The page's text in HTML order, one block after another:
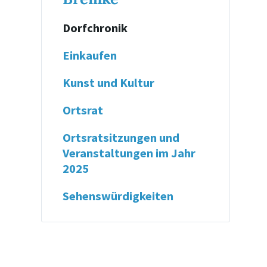
Dorfchronik
Einkaufen
Kunst und Kultur
Ortsrat
Ortsratsitzungen und
Veranstaltungen im Jahr
2025
Sehenswürdigkeiten